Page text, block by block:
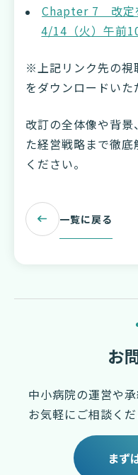
Chapter 7 改定
4/14（火）午前
※上記リンク先の視
をダウンロードいた
改訂の全体像や背
た経営戦略まで徹
ください。
一覧に戻る
お
中小病院の運営や
お気軽にご相談くだ
まず